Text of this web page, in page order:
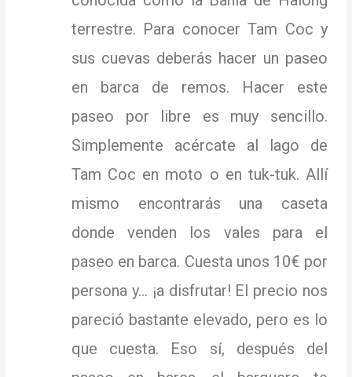
terrestre. Para conocer Tam Coc y
sus cuevas deberás hacer un paseo
en barca de remos. Hacer este
paseo por libre es muy sencillo.
Simplemente acércate al lago de
Tam Coc en moto o en tuk-tuk. Allí
mismo encontrarás una caseta
donde venden los vales para el
paseo en barca. Cuesta unos 10€ por
persona y… ¡a disfrutar! El precio nos
pareció bastante elevado, pero es lo
que cuesta. Eso sí, después del